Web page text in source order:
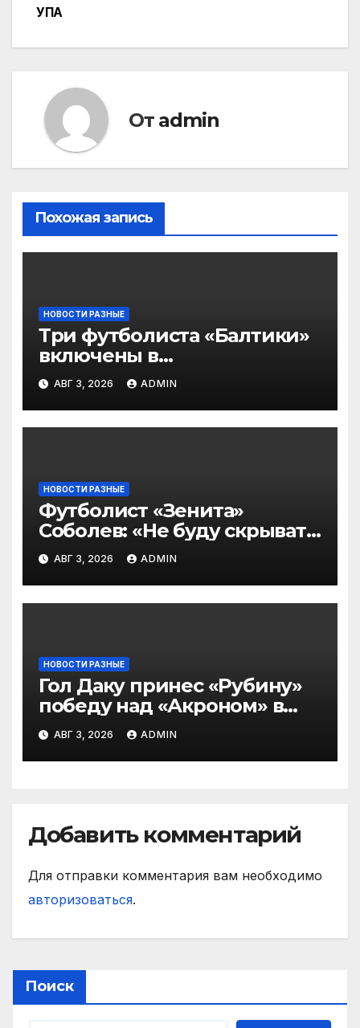
УПА
От admin
Похожая запись
НОВОСТИ РАЗНЫЕ
Три футболиста «Балтики»
включены в
символическую сборную
2‑го тура РПЛ по версии
подписчиков МАТЧ
АВГ 3, 2026 ADMIN
НОВОСТИ РАЗНЫЕ
Футболист «Зенита»
Соболев: «Не буду скрывать
— в Оренбурге всегда
тяжело играть»
АВГ 3, 2026 ADMIN
НОВОСТИ РАЗНЫЕ
Гол Даку принес «Рубину»
победу над «Акроном» в
матче РПЛ
АВГ 3, 2026 ADMIN
Добавить комментарий
Для отправки комментария вам необходимо
авторизоваться.
Поиск